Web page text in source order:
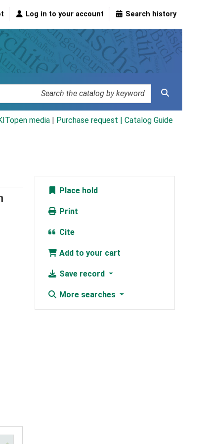
Log in to your account Search history
media Purchase request | Catalog Guide
Place hold
Print
Cite
Add to your cart
Save record
More searches